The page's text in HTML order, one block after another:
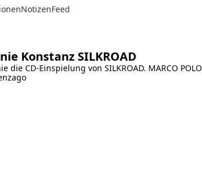
NotizenFeed
Konstanz SILKROAD
CD-Einspielung von SILKROAD. MARCO POLO